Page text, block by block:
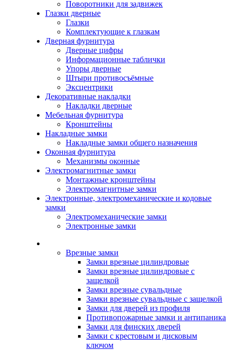
Поворотники для задвижек
Глазки дверные
Глазки
Комплектующие к глазкам
Дверная фурнитура
Дверные цифры
Информационные таблички
Упоры дверные
Штыри противосъёмные
Эксцентрики
Декоративные накладки
Накладки дверные
Мебельная фурнитура
Кронштейны
Накладные замки
Накладные замки общего назначения
Оконная фурнитура
Механизмы оконные
Электромагнитные замки
Монтажные кронштейны
Электромагнитные замки
Электронные, электромеханические и кодовые
замки
Электромеханические замки
Электронные замки
Врезные замки
Замки врезные цилиндровые
Замки врезные цилиндровые с
защелкой
Замки врезные сувальдные
Замки врезные сувальдные с защелкой
Замки для дверей из профиля
Противопожарные замки и антипаника
Замки для финских дверей
Замки с крестовым и дисковым
ключом